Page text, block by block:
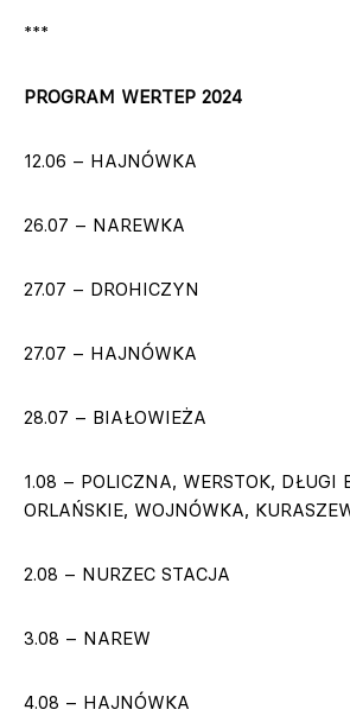
***
PROGRAM WERTEP 2024
12.06 – HAJNÓWKA
26.07 – NAREWKA
27.07 – DROHICZYN
27.07 – HAJNÓWKA
28.07 – BIAŁOWIEŻA
1.08 – POLICZNA, WERSTOK, DŁUGI
ORLAŃSKIE, WOJNÓWKA,
2.08 – NURZEC STACJA
3.08 – NAREW
4.08 – HAJNÓWKA